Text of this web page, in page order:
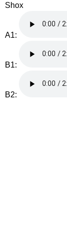
Shox
A1:
B1:
B2: